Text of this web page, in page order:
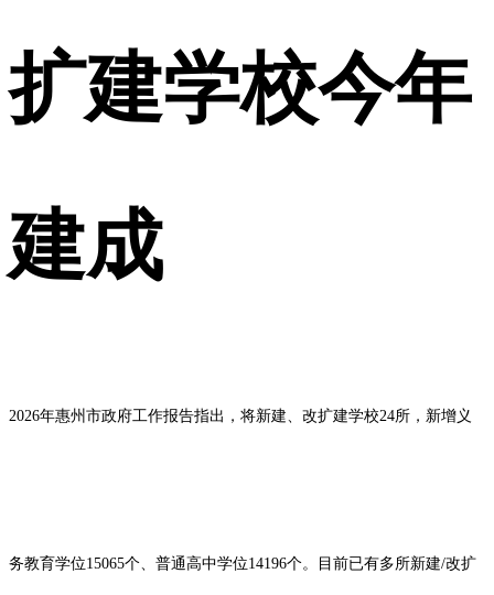
扩建学校今年
建成
2026年惠州市政府工作报告指出，将新建、改扩建学校24所，新增义
务教育学位15065个、普通高中学位14196个。目前已有多所新建/改扩